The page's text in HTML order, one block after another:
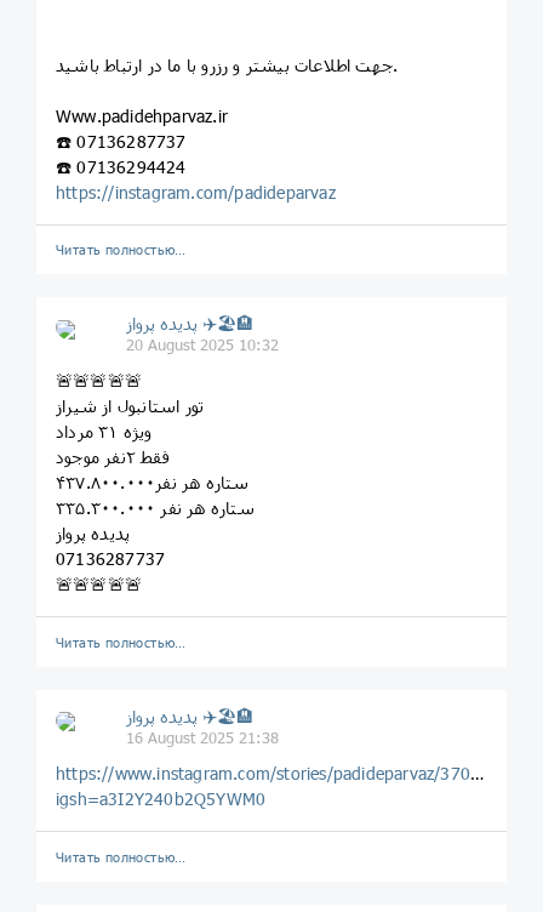
جهت اطلاعات بیشتر و رزرو با ما در ارتباط باشید.
‏Www.padidehparvaz.ir
☎️ 07136287737
☎️ 07136294424
https://instagram.com/padideparvaz
Читать полностью…
پديده پرواز ✈️🏖🏨
20 August 2025 10:32
🚨🚨🚨🚨🚨
تور استانبول از شیراز
ویژه ۳۱ مرداد
فقط ۲نفر موجود
۴ستاره هر نفر۳۷.۸۰۰.۰۰۰
۳ستاره هر نفر ۳۵.۳۰۰.۰۰۰
پدیده پرواز
07136287737
🚨🚨🚨🚨🚨
Читать полностью…
پديده پرواز ✈️🏖🏨
16 August 2025 21:38
https://www.instagram.com/stories/padideparvaz/
igsh=a3I2Y240b2Q5YWM0
Читать полностью…